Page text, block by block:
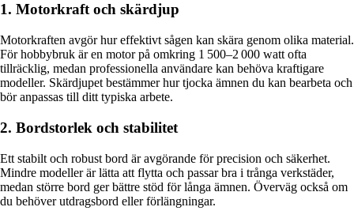
1. Motorkraft och skärdjup
Motorkraften avgör hur effektivt sågen kan skära genom olika material.
För hobbybruk är en motor på omkring 1 500–2 000 watt ofta
tillräcklig, medan professionella användare kan behöva kraftigare
modeller. Skärdjupet bestämmer hur tjocka ämnen du kan bearbeta och
bör anpassas till ditt typiska arbete.
2. Bordstorlek och stabilitet
Ett stabilt och robust bord är avgörande för precision och säkerhet.
Mindre modeller är lätta att flytta och passar bra i trånga verkstäder,
medan större bord ger bättre stöd för långa ämnen. Överväg också om
du behöver utdragsbord eller förlängningar.